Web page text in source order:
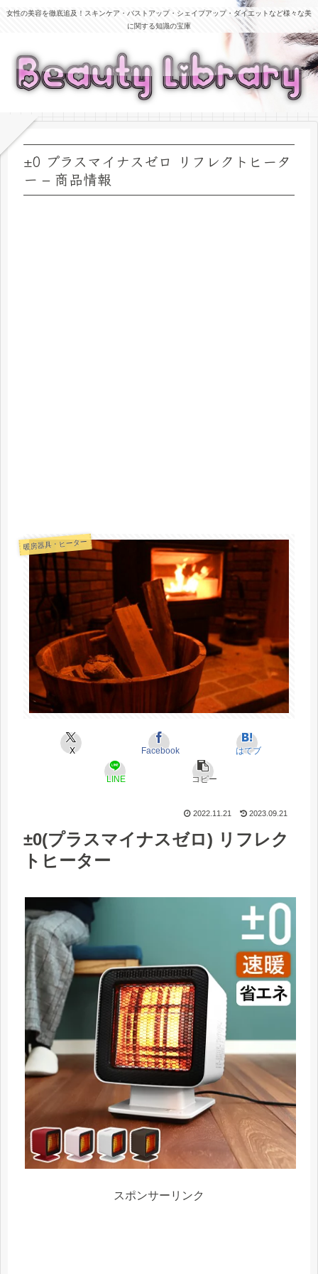
女性の美容を徹底追及！スキンケア・バストアップ・シェイプアップ・ダイエットなど様々な美
に関する知識の宝庫
±0 プラスマイナスゼロ リフレクトヒータ
ー – 商品情報
暖房器具・ヒーター
X Facebook はてブ
LINE コピー
2022.11.21 2023.09.21
±0(プラスマイナスゼロ) リフレク
トヒーター
スポンサーリンク